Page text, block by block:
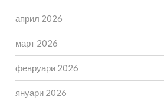
април 2026
март 2026
февруари 2026
януари 2026